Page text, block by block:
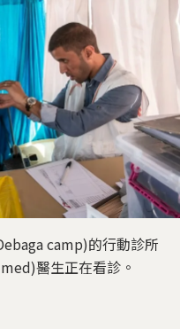
camp)的行動診所
醫生正在看診。